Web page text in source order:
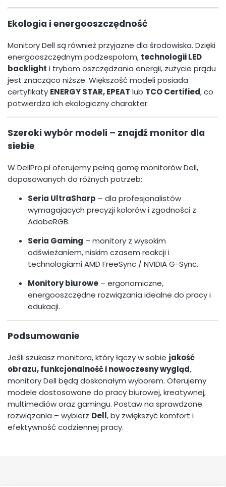
Ekologia i energooszczędność
Monitory Dell są również przyjazne dla środowiska. Dzięki
energooszczędnym podzespołom, technologii LED
backlight i trybom oszczędzania energii, zużycie prądu
jest znacząco niższe. Większość modeli posiada
certyfikaty ENERGY STAR, EPEAT lub TCO Certified, co
potwierdza ich ekologiczny charakter.
Szeroki wybór modeli – znajdź monitor dla
siebie
W DellPro.pl oferujemy pełną gamę monitorów Dell,
dopasowanych do różnych potrzeb:
Seria UltraSharp – dla profesjonalistów
wymagających precyzji kolorów i zgodności z
AdobeRGB.
Seria Gaming – monitory z wysokim
odświeżaniem, niskim czasem reakcji i
technologiami AMD FreeSync / NVIDIA G-Sync.
Monitory biurowe – ergonomiczne,
energooszczędne rozwiązania idealne do pracy i
edukacji.
Podsumowanie
Jeśli szukasz monitora, który łączy w sobie jakość
obrazu, funkcjonalność i nowoczesny wygląd,
monitory Dell będą doskonałym wyborem. Oferujemy
modele dostosowane do pracy biurowej, kreatywnej,
multimediów oraz gamingu. Postaw na sprawdzone
rozwiązania – wybierz Dell, by zwiększyć komfort i
efektywność codziennej pracy.